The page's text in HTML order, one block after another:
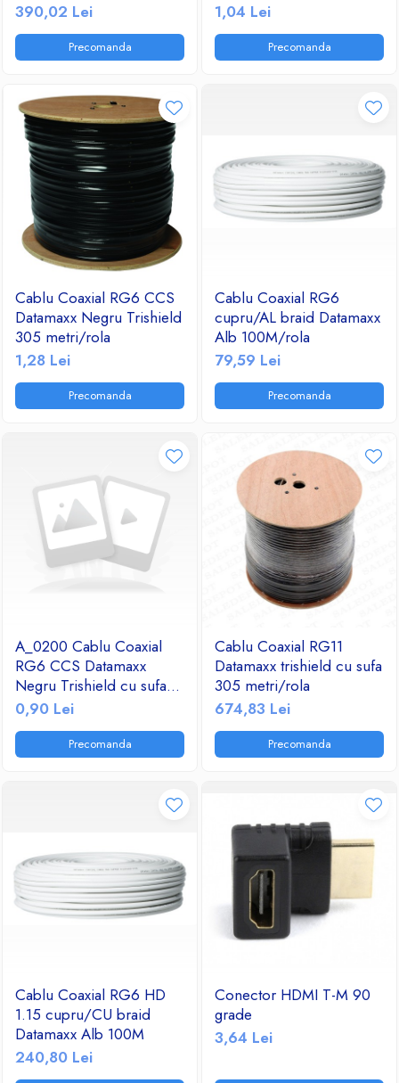
Ventilatoare
390,02 Lei
Precomanda
1,04 Lei
Precomanda
Cablu Coaxial RG6 CCS
Datamaxx Negru Trishield
305 metri/rola
1,28 Lei
Precomanda
Cablu Coaxial RG6
cupru/AL braid Datamaxx
Alb 100M/rola
79,59 Lei
Precomanda
A_0200 Cablu Coaxial
RG6 CCS Datamaxx
Negru Trishield cu sufa
1000M
0,90 Lei
Precomanda
Cablu Coaxial RG11
Datamaxx trishield cu sufa
305 metri/rola
674,83 Lei
Precomanda
Cablu Coaxial RG6 HD
1.15 cupru/CU braid
Datamaxx Alb 100M
240,80 Lei
Conector HDMI T-M 90
grade
3,64 Lei